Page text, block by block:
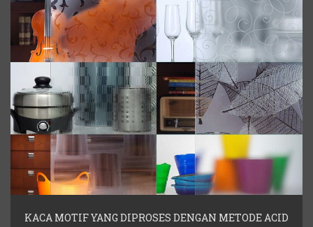
KACA MOTIF YANG DIPROSES DENGAN METODE ACID